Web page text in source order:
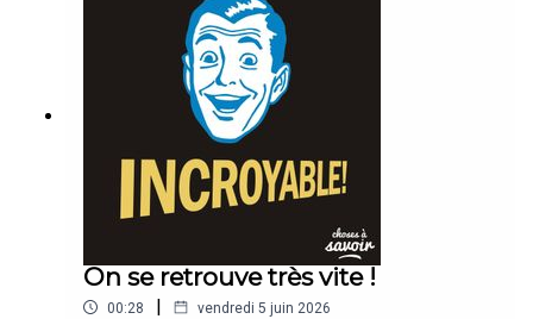
On se retrouve très vite !
00:28 | vendredi 5 juin 2026